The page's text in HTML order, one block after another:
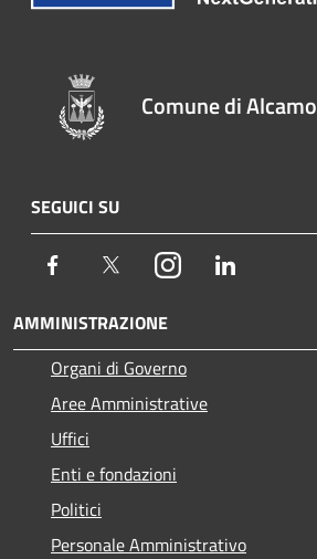
Comune di Alcamo
SEGUICI SU
Facebook TwitterInstagram
AMMINISTRAZIONE
Organi di Governo
Aree Amministrative
Uffici
Enti e fondazioni
Politici
Personale Amministrativo